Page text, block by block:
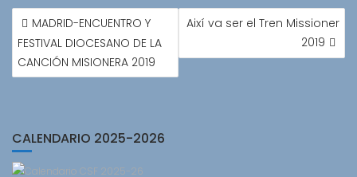
NAVEGACIÓN
DE
ENTRADAS
MADRID-ENCUENTRO Y
FESTIVAL DIOCESANO DE LA
CANCIÓN MISIONERA 2019
Així va ser el Tren Missioner
2019
CALENDARIO 2025-2026